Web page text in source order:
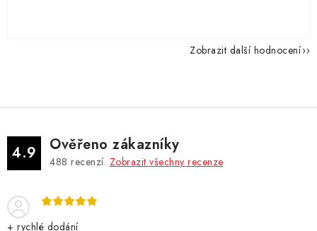
Zobrazit další hodnocení
4.9 Ověřeno zákazníky
488 recenzí. Zobrazit všechny recenze
+ rychlé dodání